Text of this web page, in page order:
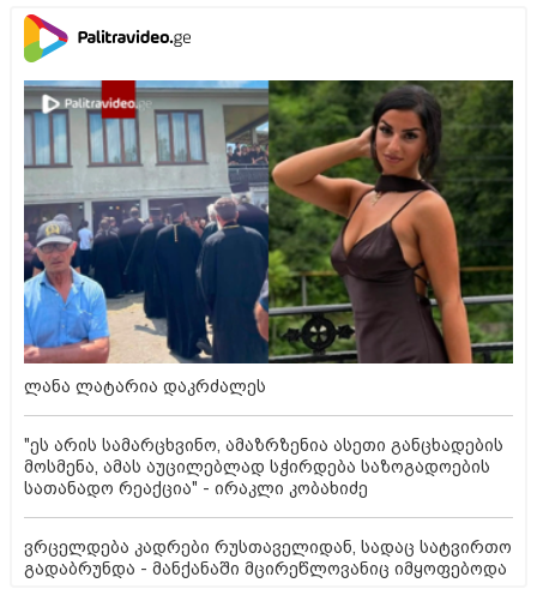
ლანა ლატარია დაკრძალეს
"ეს არის სამარცხვინო, ამაზრზენია ასეთი განცხადების
მოსმენა, ამას აუცილებლად სჭირდება საზოგადოების
სათანადო რეაქცია" - ირაკლი კობახიძე
ვრცელდება კადრები რუსთაველიდან, სადაც სატვირთო
გადაბრუნდა - მანქანაში მცირეწლოვანიც იმყოფებოდა